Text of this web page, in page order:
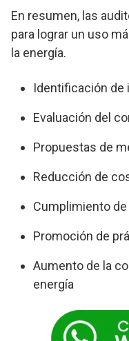
En resumen, las
para lograr un uso
la energía.
Identificación
Evaluación del
Propuestas de
Reducción de
Cumplimiento
Promoción de
Aumento de la
energía